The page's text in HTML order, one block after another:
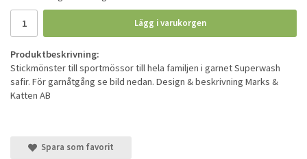
Lägg i varukorgen
Produktbeskrivning:
Stickmönster till sportmössor till hela familjen i garnet Superwash
safir. För garnåtgång se bild nedan. Design & beskrivning Marks &
Katten AB
Spara som favorit